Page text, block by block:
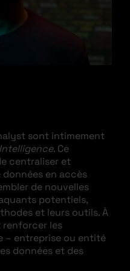
sont intimement
. Ce
centraliser et
données en accès
de nouvelles
potentiels,
et leurs outils. À
renforcer les
– entreprise ou entité
données et des